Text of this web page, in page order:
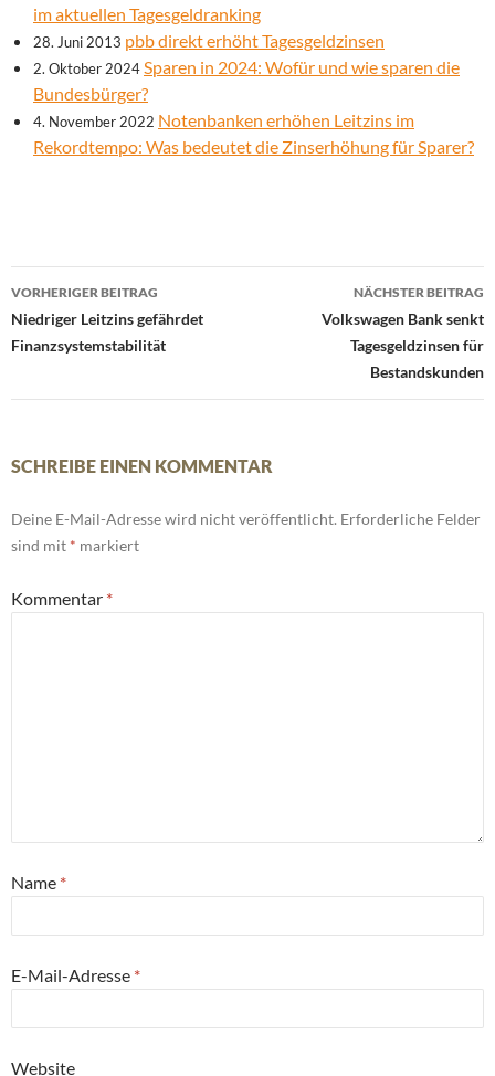
im aktuellen Tagesgeldranking
28. Juni 2013 pbb direkt erhöht Tagesgeldzinsen
2. Oktober 2024Sparen in 2024: Wofür und wie sparen die
Bundesbürger?
4. November 2022 Notenbanken erhöhen Leitzins im
Rekordtempo: Was bedeutet die Zinserhöhung für Sparer?
Beitrags-
Navigation
VORHERIGER BEITRAG
Niedriger Leitzins gefährdet
Finanzsystemstabilität
NÄCHSTER BEITRAG
Volkswagen Bank senkt
Tagesgeldzinsen für
Bestandskunden
SCHREIBE EINEN KOMMENTAR
Deine E-Mail-Adresse wird nicht veröffentlicht. Erforderliche Felder
sind mit * markiert
Kommentar *
Name *
E-Mail-Adresse *
Website